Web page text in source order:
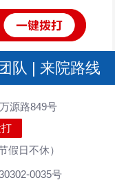
队 | 来院路线
源路849号
假日不休）
0035号